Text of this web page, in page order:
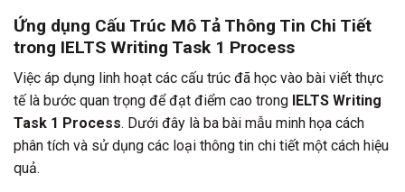
Ứng dụng Cấu Trúc Mô Tả Thông Tin Chi Tiết
trong IELTS Writing Task 1 Process
Việc áp dụng linh hoạt các cấu trúc đã học vào bài viết thực
tế là bước quan trọng để đạt điểm cao trong IELTS Writing
Task 1 Process. Dưới đây là ba bài mẫu minh họa cách
phân tích và sử dụng các loại thông tin chi tiết một cách hiệu
quả.